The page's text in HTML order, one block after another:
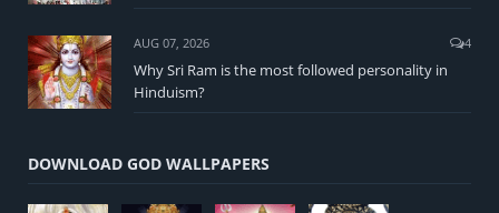
AUG 07, 2026 4
Why Sri Ram is the most followed personality in
Hinduism?
DOWNLOAD GOD WALLPAPERS